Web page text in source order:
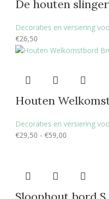
De houten
Decoraties en versiering
€26,50
Houten
Decoraties en versiering
€29,50 - €59,00